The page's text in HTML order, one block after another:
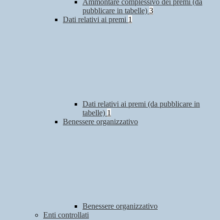
Ammontare complessivo dei premi (da
pubblicare in tabelle) 3
Dati relativi ai premi 1
Dati relativi ai premi (da pubblicare in
tabelle) 1
Benessere organizzativo
Benessere organizzativo
Enti controllati